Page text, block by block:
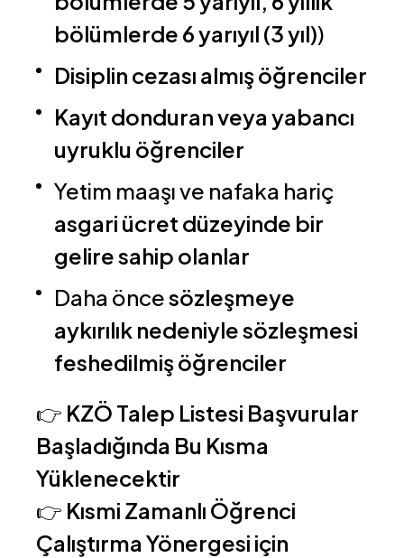
bölümlerde 6 yarıyıl (3 yıl))
Disiplin cezası almış öğrenciler
Kayıt donduran veya yabancı
uyruklu öğrenciler
Yetim maaşı ve nafaka hariç
asgari ücret düzeyinde bir
gelire sahip olanlar
Daha öncesözleşmeye
aykırılık nedeniyle sözleşmesi
feshedilmiş öğrenciler
👉 KZÖ Talep Listesi Başvurular
Başladığında Bu Kısma
Yüklenecektir
👉 Kısmi Zamanlı Öğrenci
Çalıştırma Yönergesi için